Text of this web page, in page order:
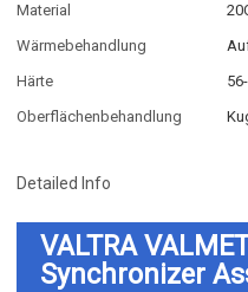
Material
Wärmebehandlung
Härte
Oberflächenbehandlung
Detailed Info
VALTRA
Synchronizer